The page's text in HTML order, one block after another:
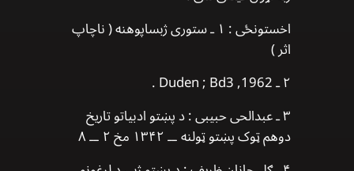
اخستونځی : ۱ ـ ستوری ژبساپوهنه ( ناچاپ
اثر )
۲ ـ Duden ; Bd3 ,1962 .
۳ ـ عبدالحی حبیبی : د پښتو ادبیاتو تاریخ
دوهم ټوک پښتو ټولنه ــ ۱۳۴۲ مخ ۲ ــ ۸